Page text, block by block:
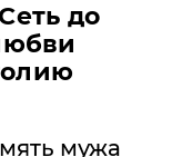
до
мужа